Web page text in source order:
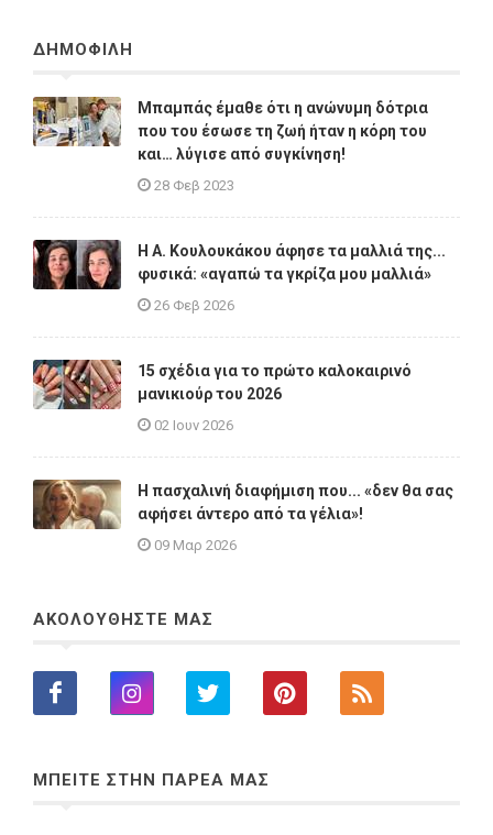
ΔΗΜΟΦΙΛΗ
Μπαμπάς έμαθε ότι η ανώνυμη δότρια
που του έσωσε τη ζωή ήταν η κόρη του
και… λύγισε από συγκίνηση!
28 Φεβ 2023
Η A. Κουλουκάκου άφησε τα μαλλιά της...
φυσικά: «αγαπώ τα γκρίζα μου μαλλιά»
26 Φεβ 2026
15 σχέδια για το πρώτο καλοκαιρινό
μανικιούρ του 2026
02 Ιουν 2026
Η πασχαλινή διαφήμιση που... «δεν θα σας
αφήσει άντερο από τα γέλια»!
09 Μαρ 2026
ΑΚΟΛΟΥΘΗΣΤΕ ΜΑΣ
ΜΠΕΙΤΕ ΣΤΗΝ ΠΑΡΕΑ ΜΑΣ